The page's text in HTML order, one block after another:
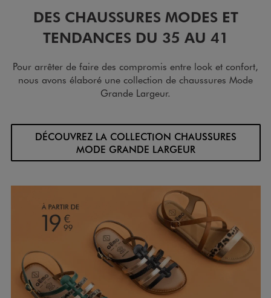
DES CHAUSSURES MODES ET
TENDANCES DU 35 AU 41
Pour arrêter de faire des compromis entre look et confort,
nous avons élaboré une collection de chaussures Mode
Grande Largeur.
DÉCOUVREZ LA COLLECTION CHAUSSURES
MODE GRANDE LARGEUR